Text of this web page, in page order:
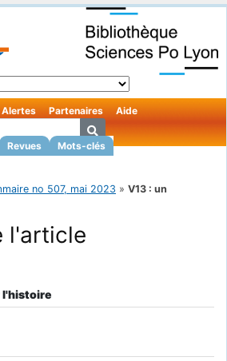
Revues Mots-clés
Alertes Partenaires Aide
no 507, mai 2023 » V13 : un
l'article
l'histoire